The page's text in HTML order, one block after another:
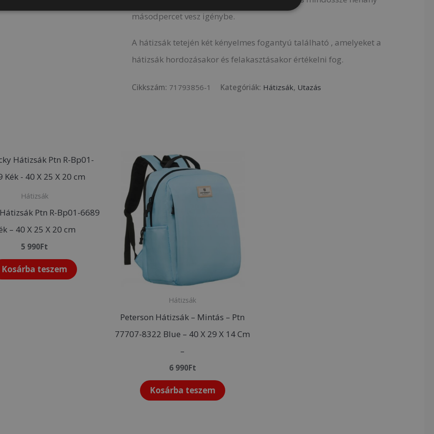
másodpercet vesz igénybe.
A hátizsák tetején két kényelmes fogantyú található , amelyeket a
hátizsák hordozásakor és felakasztásakor értékelni fog.
Cikkszám: 71793856-1 Kategóriák: Hátizsák, Utazás
Hátizsák
Ptn R-Bp01-6689
– 40 X 25 X 20 cm
5 990Ft
Kosárba teszem
Hátizsák
Peterson Hátizsák – Mintás – Ptn
77707-8322 Blue – 40 X 29 X 14 Cm
–
6 990Ft
Kosárba teszem